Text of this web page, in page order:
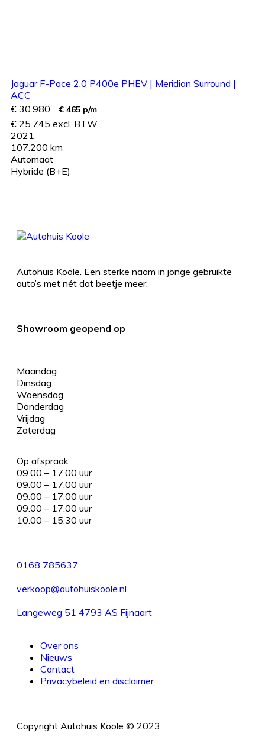
Jaguar F-Pace 2.0 P400e PHEV | Meridian Surround |
ACC
€ 30.980
€ 465 p/m
€ 25.745 excl. BTW
2021
107.200 km
Automaat
Hybride (B+E)
Autohuis Koole. Een sterke naam in jonge gebruikte
auto’s met nét dat beetje meer.
Showroom geopend op
Maandag
Dinsdag
Woensdag
Donderdag
Vrijdag
Zaterdag
Op afspraak
09.00 – 17.00 uur
09.00 – 17.00 uur
09.00 – 17.00 uur
09.00 – 17.00 uur
10.00 – 15.30 uur
0168 785637
verkoop@autohuiskoole.nl
Langeweg 51 4793 AS Fijnaart
Over ons
Nieuws
Contact
Privacybeleid en disclaimer
Copyright Autohuis Koole © 2023.